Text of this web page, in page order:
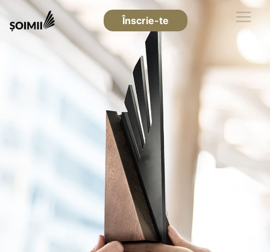
Înscrie-te